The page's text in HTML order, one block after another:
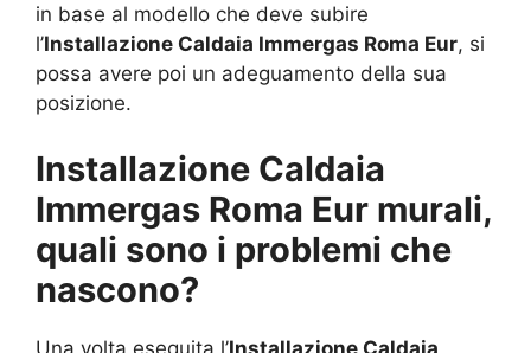
in base al modello che deve subire
l’Installazione Caldaia Immergas Roma Eur, si
possa avere poi un adeguamento della sua
posizione.
Installazione Caldaia
Immergas Roma Eur murali,
quali sono i problemi che
nascono?
Una volta eseguita l’Installazione Caldaia